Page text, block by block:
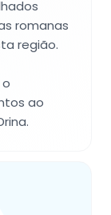
romanas
região.
ao